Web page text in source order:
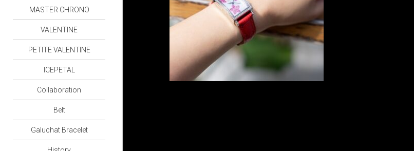
MASTER CHRONO
VALENTINE
PETITE VALENTINE
ICEPETAL
Collaboration
Belt
Galuchat Bracelet